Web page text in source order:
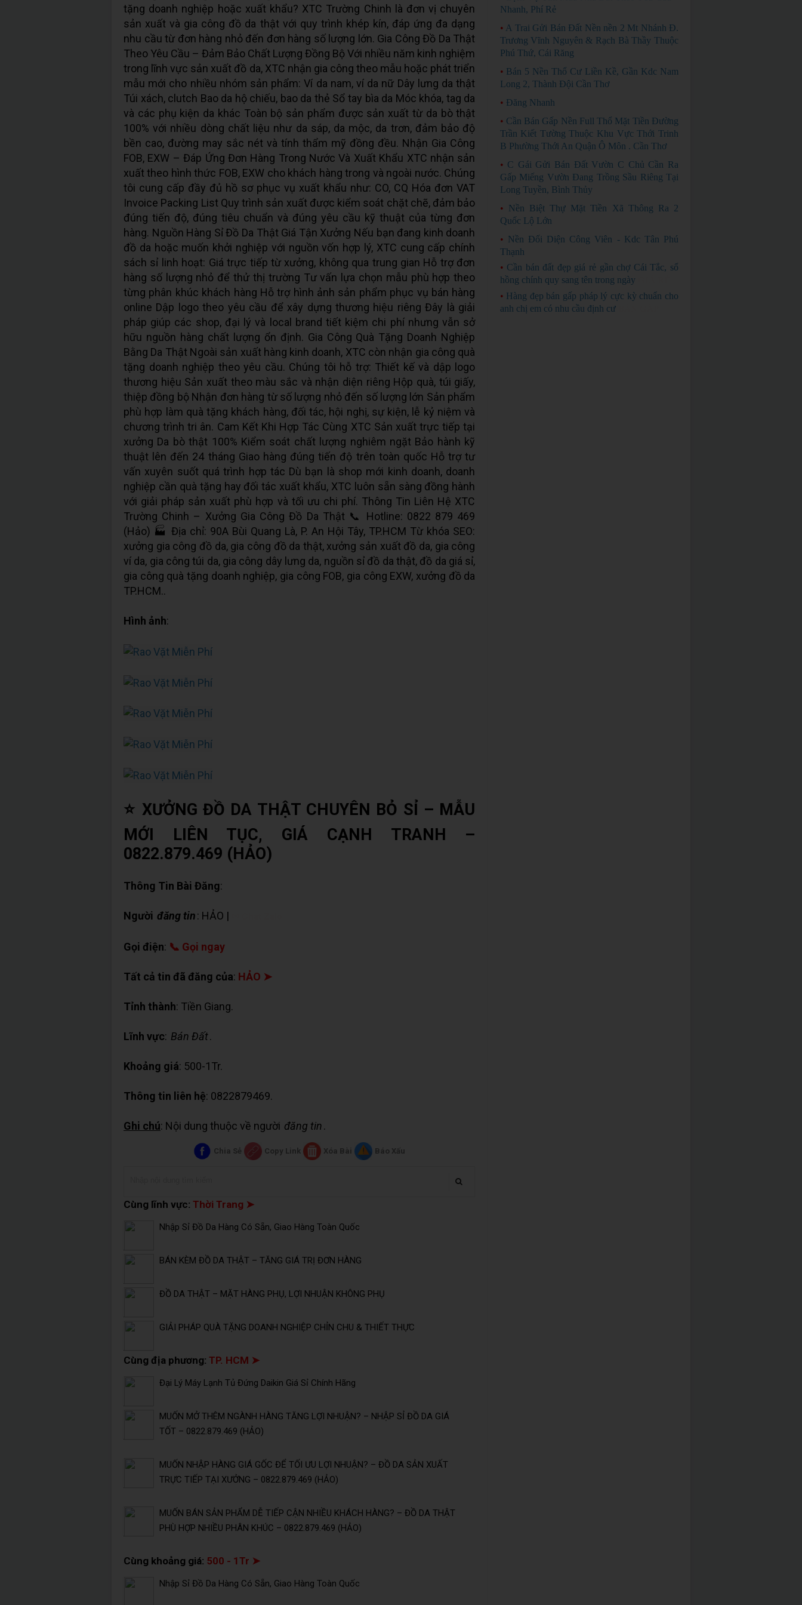
tặng doanh nghiệp hoặc xuất khẩu? XTC Trường Chinh là đơn vị chuyên
sản xuất và gia công đồ da thật với quy trình khép kín, đáp ứng đa dạng
nhu cầu từ đơn hàng nhỏ đến đơn hàng số lượng lớn. Gia Công Đồ Da Thật
Theo Yêu Cầu – Đảm Bảo Chất Lượng Đồng Bộ Với nhiều năm kinh nghiệm
trong lĩnh vực sản xuất đồ da, XTC nhận gia công theo mẫu hoặc phát triển
mẫu mới cho nhiều nhóm sản phẩm: Ví da nam, ví da nữ Dây lưng da thật
Túi xách, clutch Bao da hộ chiếu, bao da thẻ Sổ tay bìa da Móc khóa, tag da
và các phụ kiện da khác Toàn bộ sản phẩm được sản xuất từ da bò thật
100% với nhiều dòng chất liệu như da sáp, da mộc, da trơn, đảm bảo độ
bền cao, đường may sắc nét và tính thẩm mỹ đồng đều. Nhận Gia Công
FOB, EXW – Đáp Ứng Đơn Hàng Trong Nước Và Xuất Khẩu XTC nhận sản
xuất theo hình thức FOB, EXW cho khách hàng trong và ngoài nước. Chúng
tôi cung cấp đầy đủ hồ sơ phục vụ xuất khẩu như: CO, CQ Hóa đơn VAT
Invoice Packing List Quy trình sản xuất được kiểm soát chặt chẽ, đảm bảo
đúng tiến độ, đúng tiêu chuẩn và đúng yêu cầu kỹ thuật của từng đơn
hàng. Nguồn Hàng Sỉ Đồ Da Thật Giá Tận Xưởng Nếu bạn đang kinh doanh
đồ da hoặc muốn khởi nghiệp với nguồn vốn hợp lý, XTC cung cấp chính
sách sỉ linh hoạt: Giá trực tiếp từ xưởng, không qua trung gian Hỗ trợ đơn
hàng số lượng nhỏ để thử thị trường Tư vấn lựa chọn mẫu phù hợp theo
từng phân khúc khách hàng Hỗ trợ hình ảnh sản phẩm phục vụ bán hàng
online Dập logo theo yêu cầu để xây dựng thương hiệu riêng Đây là giải
pháp giúp các shop, đại lý và local brand tiết kiệm chi phí nhưng vẫn sở
hữu nguồn hàng chất lượng ổn định. Gia Công Quà Tặng Doanh Nghiệp
Bằng Da Thật Ngoài sản xuất hàng kinh doanh, XTC còn nhận gia công quà
tặng doanh nghiệp theo yêu cầu. Chúng tôi hỗ trợ: Thiết kế và dập logo
thương hiệu Sản xuất theo màu sắc và nhận diện riêng Hộp quà, túi giấy,
thiệp đồng bộ Nhận đơn hàng từ số lượng nhỏ đến số lượng lớn Sản phẩm
phù hợp làm quà tặng khách hàng, đối tác, hội nghị, sự kiện, lễ kỷ niệm và
chương trình tri ân. Cam Kết Khi Hợp Tác Cùng XTC Sản xuất trực tiếp tại
xưởng Da bò thật 100% Kiểm soát chất lượng nghiêm ngặt Bảo hành kỹ
thuật lên đến 24 tháng Giao hàng đúng tiến độ trên toàn quốc Hỗ trợ tư
vấn xuyên suốt quá trình hợp tác Dù bạn là shop mới kinh doanh, doanh
nghiệp cần quà tặng hay đối tác xuất khẩu, XTC luôn sẵn sàng đồng hành
với giải pháp sản xuất phù hợp và tối ưu chi phí. Thông Tin Liên Hệ XTC
Trường Chinh – Xưởng Gia Công Đồ Da Thật 📞 Hotline: 0822 879 469
(Hảo) 🏭 Địa chỉ: 90A Bùi Quang Là, P. An Hội Tây, TP.HCM Từ khóa SEO:
xưởng gia công đồ da, gia công đồ da thật, xưởng sản xuất đồ da, gia công
ví da, gia công túi da, gia công dây lưng da, nguồn sỉ đồ da thật, đồ da giá sỉ,
gia công quà tặng doanh nghiệp, gia công FOB, gia công EXW, xưởng đồ da
TP.HCM..
Hình ảnh:
⭐ XƯỞNG ĐỒ DA THẬT CHUYÊN BỎ SỈ – MẪU
MỚI LIÊN TỤC, GIÁ CẠNH TRANH –
0822.879.469 (HẢO)
Thông Tin Bài Đăng:
Người đăng tin: HẢO |
Gọi điện: 📞 Gọi ngay
Tất cả tin đã đăng của: HẢO ➤
Tỉnh thành: Tiền Giang.
Lĩnh vực: Bán Đất.
Khoảng giá: 500-1Tr.
Thông tin liên hệ: 0822879469.
Ghi chú: Nội dung thuộc về người đăng tin.
Chia Sẻ Copy Link Xóa Bài Báo Xấu
Cùng lĩnh vực: Thời Trang ➤
Nhập Sỉ Đồ Da Hàng Có Sẵn, Giao Hàng Toàn Quốc
BÁN KÈM ĐỒ DA THẬT – TĂNG GIÁ TRỊ ĐƠN HÀNG
ĐỒ DA THẬT – MẶT HÀNG PHỤ, LỢI NHUẬN KHÔNG PHỤ
GIẢI PHÁP QUÀ TẶNG DOANH NGHIỆP CHỈN CHU & THIẾT THỰC
Cùng địa phương: TP. HCM ➤
Đại Lý Máy Lạnh Tủ Đứng Daikin Giá Sỉ Chính Hãng
MUỐN MỞ THÊM NGÀNH HÀNG TĂNG LỢI NHUẬN? – NHẬP SỈ ĐỒ DA GIÁ
TỐT – 0822.879.469 (HẢO)
MUỐN NHẬP HÀNG GIÁ GỐC ĐỂ TỐI ƯU LỢI NHUẬN? – ĐỒ DA SẢN XUẤT
TRỰC TIẾP TẠI XƯỞNG – 0822.879.469 (HẢO)
MUỐN BÁN SẢN PHẨM DỄ TIẾP CẬN NHIỀU KHÁCH HÀNG? – ĐỒ DA THẬT
PHÙ HỢP NHIỀU PHÂN KHÚC – 0822.879.469 (HẢO)
Cùng khoảng giá: 500 - 1Tr ➤
Nhập Sỉ Đồ Da Hàng Có Sẵn, Giao Hàng Toàn Quốc
Nhanh, Phí Rẻ
• A Trai Gửi Bán Đất Nền nền 2 Mt Nhánh Đ.
Trương Vĩnh Nguyên & Rạch Bà Thầy Thuộc
Phú Thứ, Cái Răng
• Bán 5 Nền Thổ Cư Liền Kề, Gần Kdc Nam
Long 2, Thành Đội Cần Thơ
• Đăng Nhanh
• Cần Bán Gấp Nền Full Thổ Mặt Tiền Đường
Trần Kiết Tường Thuộc Khu Vực Thới Trinh
B Phường Thới An Quận Ô Môn . Cần Thơ
• C Gái Gửi Bán Đất Vườn C Chủ Cần Ra
Gấp Miếng Vườn Đang Trồng Sầu Riêng Tại
Long Tuyền, Bình Thủy
• Nền Biệt Thự Mặt Tiền Xã Thông Ra 2
Quốc Lộ Lớn
• Nền Đối Diện Công Viên - Kdc Tân Phú
Thạnh
• Cần bán đất đẹp giá rẻ gần chợ Cái Tắc, sổ
hồng chính quy sang tên trong ngày
• Hàng đẹp bán gấp pháp lý cực kỳ chuẩn cho
anh chị em có nhu cầu định cư